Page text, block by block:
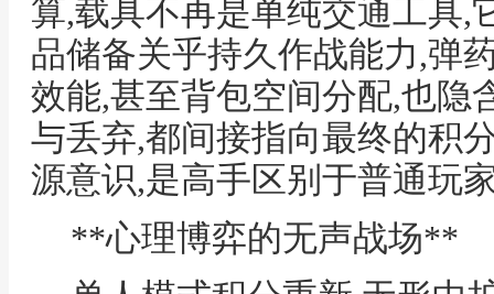
算,载具不再是单纯交通工具,
品储备关乎持久作战能力,弹
效能,甚至背包空间分配,也隐
与丢弃,都间接指向最终的积
源意识,是高手区别于普通玩
**心理博弈的无声战场**